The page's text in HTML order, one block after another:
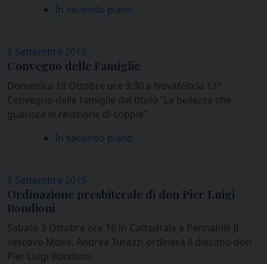
In secondo piano
8 Settembre 2015
Convegno delle Famiglie
Domenica 18 Ottobre ore 9,30 a Novafeltria 13°
Convegno delle famiglie dal titolo “La bellezza che
guarisce la relazione di coppia”
In secondo piano
8 Settembre 2015
Ordinazione presbiterale di don Pier Luigi
Bondioni
Sabato 3 Ottobre ore 16 in Cattedrale a Pennabilli Il
vescovo Mons. Andrea Turazzi ordinerà il diacono don
Pier Luigi Bondioni